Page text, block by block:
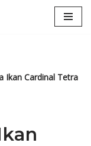
Ikan Cardinal Tetra